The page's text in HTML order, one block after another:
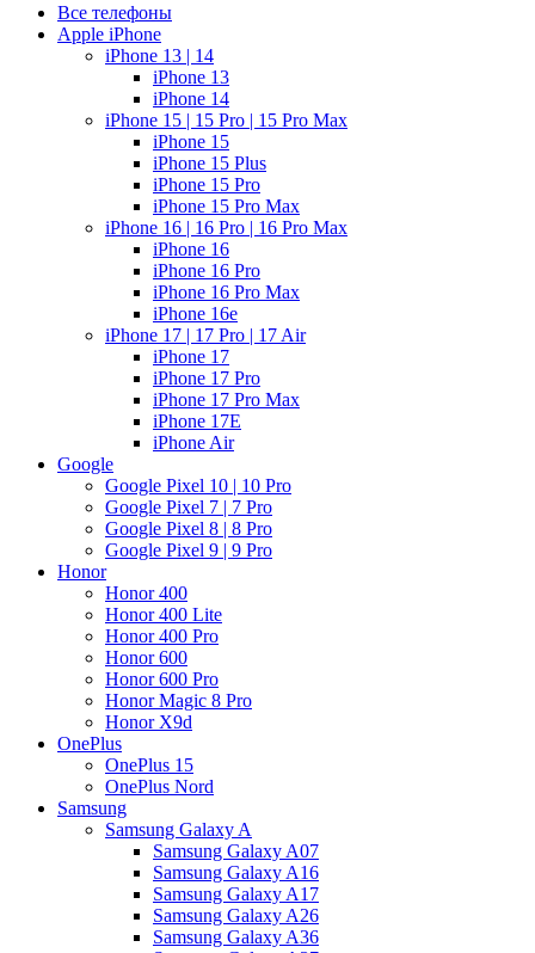
Все телефоны
Apple iPhone
iPhone 13 | 14
iPhone 13
iPhone 14
iPhone 15 | 15 Pro | 15 Pro Max
iPhone 15
iPhone 15 Plus
iPhone 15 Pro
iPhone 15 Pro Max
iPhone 16 | 16 Pro | 16 Pro Max
iPhone 16
iPhone 16 Pro
iPhone 16 Pro Max
iPhone 16e
iPhone 17 | 17 Pro | 17 Air
iPhone 17
iPhone 17 Pro
iPhone 17 Pro Max
iPhone 17E
iPhone Air
Google
Google Pixel 10 | 10 Pro
Google Pixel 7 | 7 Pro
Google Pixel 8 | 8 Pro
Google Pixel 9 | 9 Pro
Honor
Honor 400
Honor 400 Lite
Honor 400 Pro
Honor 600
Honor 600 Pro
Honor Magic 8 Pro
Honor X9d
OnePlus
OnePlus 15
OnePlus Nord
Samsung
Samsung Galaxy A
Samsung Galaxy A07
Samsung Galaxy A16
Samsung Galaxy A17
Samsung Galaxy A26
Samsung Galaxy A36